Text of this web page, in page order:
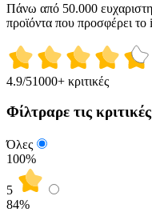
Πάνω από 50.000
προϊόντα που προσφέρει
4.9/51000+ κριτικές
Φίλτραρε τις κριτικές
Όλες
100%
5
84%